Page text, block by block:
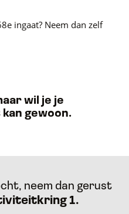
ingaat? Neem dan zelf
wil je je
gewoon.
neem dan gerust
1.